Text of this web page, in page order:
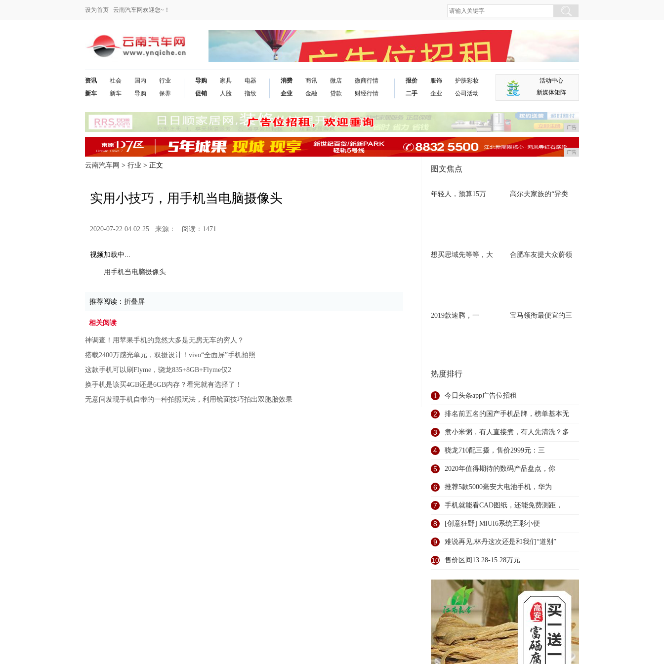
设为首页 云南汽车网欢迎您~！
资讯
新车
社会
新车
国内
导购
行业
保养
导购
促销
家具
人脸
电器
指纹
消费
企业
商讯
金融
微店
贷款
微商行情
财经行情
报价
二手
服饰
企业
护肤彩妆
公司活动
活动中心
新媒体矩阵
广告
广告
云南汽车网 > 行业 > 正文
实用小技巧，用手机当电脑摄像头
2020-07-22 04:02:25 来源： 阅读：1471
视频加载中...
用手机当电脑摄像头
推荐阅读： 折叠屏
相关阅读
神调查！用苹果手机的竟然大多是无房无车的穷人？
搭载2400万感光单元，双摄设计！vivo“全面屏”手机拍照
这款手机可以刷Flyme，骁龙835+8GB+Flyme仅2
换手机是该买4GB还是6GB内存？看完就有选择了！
无意间发现手机自带的一种拍照玩法，利用镜面技巧拍出双胞胎效果
图文焦点
年轻人，预算15万 高尔夫家族的“异类
想买思域先等等，大 合肥车友提大众蔚领
2019款速腾，一 宝马领衔最便宜的三
热度排行
1 今日头条app广告位招租
2 排名前五名的国产手机品牌，榜单基本无
3 煮小米粥，有人直接煮，有人先清洗？多
4 骁龙710配三摄，售价2999元：三
5 2020年值得期待的数码产品盘点，你
6 推荐5款5000毫安大电池手机，华为
7 手机就能看CAD图纸，还能免费测距，
8 [创意狂野] MIUI6系统五彩小便
9 难说再见,林丹这次还是和我们“道别”
10 售价区间13.28-15.28万元